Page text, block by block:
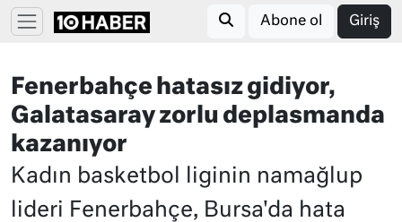
Abone ol Giriş
Fenerbahçe hatasız gidiyor,
Galatasaray zorlu deplasmanda
kazanıyor
Kadın basketbol liginin namağlup
lideri Fenerbahçe, Bursa'da hata